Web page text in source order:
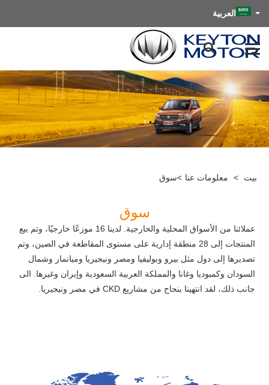
العربية
بيت > معلومات عنا >سوق
سوق
عملائنا من الأسواق المحلية والخارجية. لدينا 16 موزعًا خارجيًا، وتم بيع
المنتجات إلى 28 منطقة إدارية على مستوى المقاطعة في الصين، وتم
تصديرها إلى دول مثل بيرو وبوليفيا ومصر ونيجيريا وميانمار وشمال
السودان وكمبوديا وغانا والمملكة العربية السعودية وإيران وغيرها. الى
جانب ذلك، لقد انتهينا بنجاح من مشاريع CKD في مصر ونيجيريا.